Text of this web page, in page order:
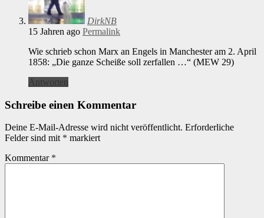
DirkNB
15 Jahren ago Permalink
Wie schrieb schon Marx an Engels in Manchester am 2. April
1858: „Die ganze Scheiße soll zerfallen …“ (MEW 29)
Antworten
Schreibe einen Kommentar
Deine E-Mail-Adresse wird nicht veröffentlicht. Erforderliche
Felder sind mit * markiert
Kommentar *